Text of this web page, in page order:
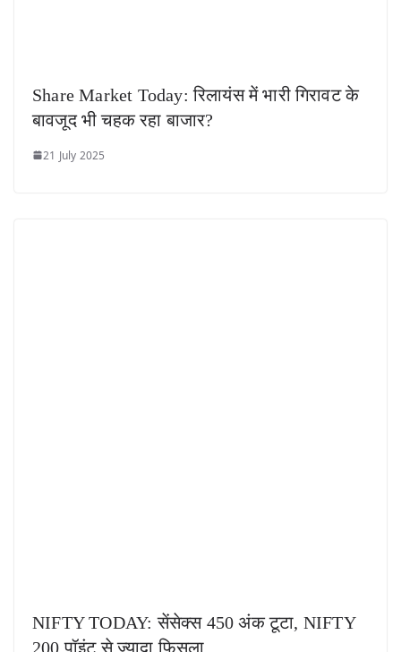
Share Market Today: रिलायंस में भारी गिरावट के
बावजूद भी चहक रहा बाजार?
21 July 2025
NIFTY TODAY: सेंसेक्स 450 अंक टूटा, NIFTY
200 पॉइंट से ज्यादा फिसला